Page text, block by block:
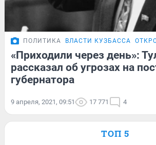
ПОЛИТИКА ВЛАСТИ КУЗБАССА
«Приходили через день»:
рассказал об угрозах на
губернатора
9 апреля, 2021, 09:51 17 771 4
ТОП 5